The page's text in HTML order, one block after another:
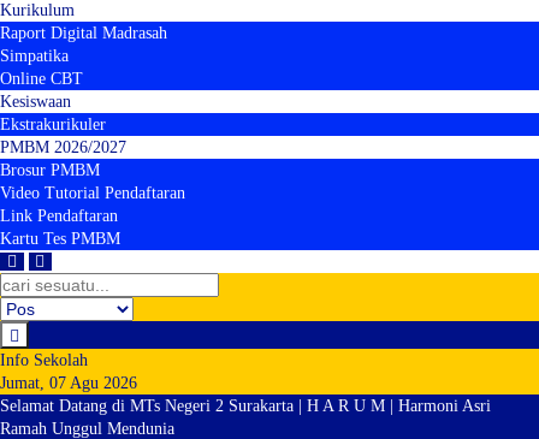
Kurikulum
Raport Digital Madrasah
Simpatika
Online CBT
Kesiswaan
Ekstrakurikuler
PMBM 2026/2027
Brosur PMBM
Video Tutorial Pendaftaran
Link Pendaftaran
Kartu Tes PMBM
Info Sekolah
Jumat, 07 Agu 2026
Selamat Datang di MTs Negeri 2 Surakarta | H A R U M | Harmoni Asri
Ramah Unggul Mendunia